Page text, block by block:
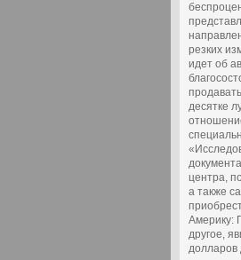
резких
идет об
десятке
центра,
а также
Америку:
другое,
долларов